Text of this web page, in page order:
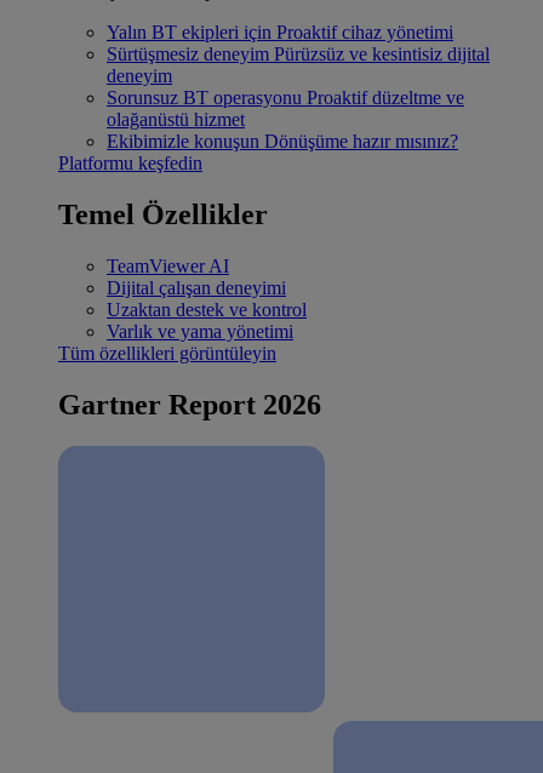
Yalın BT ekipleri için Proaktif cihaz yönetimi
Sürtüşmesiz deneyim Pürüzsüz ve kesintisiz dijital
deneyim
Sorunsuz BT operasyonu Proaktif düzeltme ve
olağanüstü hizmet
Ekibimizle konuşun Dönüşüme hazır mısınız?
Platformu keşfedin
Temel Özellikler
TeamViewer AI
Dijital çalışan deneyimi
Uzaktan destek ve kontrol
Varlık ve yama yönetimi
Tüm özellikleri görüntüleyin
Gartner Report 2026